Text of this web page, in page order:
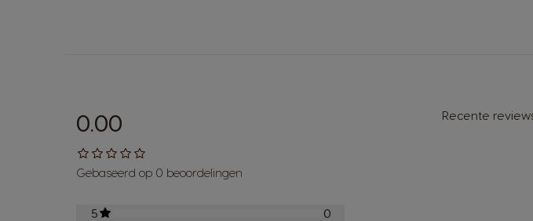
0.00
Gebaseerd op 0 beoordelingen
5
0
Recente